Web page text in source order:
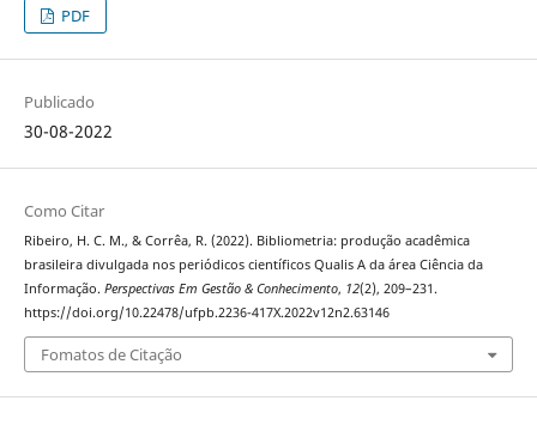
PDF
Publicado
30-08-2022
Como Citar
Ribeiro, H. C. M., & Corrêa, R. (2022). Bibliometria: produção acadêmica
brasileira divulgada nos periódicos científicos Qualis A da área Ciência da
Informação. Perspectivas Em Gestão & Conhecimento, 12(2), 209–231.
https://doi.org/10.22478/ufpb.2236-417X.2022v12n2.63146
Fomatos de Citação